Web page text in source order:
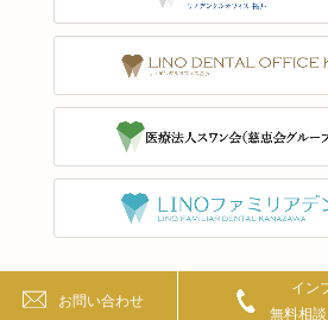
Copyright © 金沢インプラント All
お問い合わせ
イン
無料相